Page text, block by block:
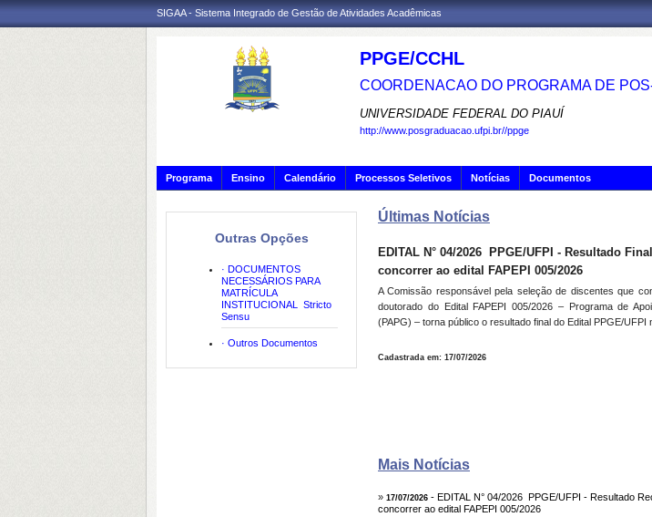
SIGAA - Sistema Integrado de Gestão de Atividades Acadêmicas
PPGE/CCHL
COORDENACAO DO PROGRAMA DE
UNIVERSIDADE FEDERAL DO PIAUÍ
http://www.posgraduacao.ufpi.br//ppge
Programa Ensino Calendário Processos Seletivos Notícias Documentos
Outras Opções
· DOCUMENTOS
NECESSÁRIOS PARA
MATRÍCULA
INSTITUCIONAL  Stricto
Sensu
· Outros Documentos
Últimas Notícias
EDITAL N° 04/2026  PPGE/UFPI - Resultado
concorrer ao edital FAPEPI 005/2026
A Comissão responsável pela seleção de discentes que
doutorado do Edital FAPEPI 005/2026 – Programa de
(PAPG) – torna público o resultado final do Edital PPGE/UFPI
Cadastrada em: 17/07/2026
Mais Notícias
» 17/07/2026 - EDITAL N° 04/2026  PPGE/UFPI - Resultado
concorrer ao edital FAPEPI 005/2026